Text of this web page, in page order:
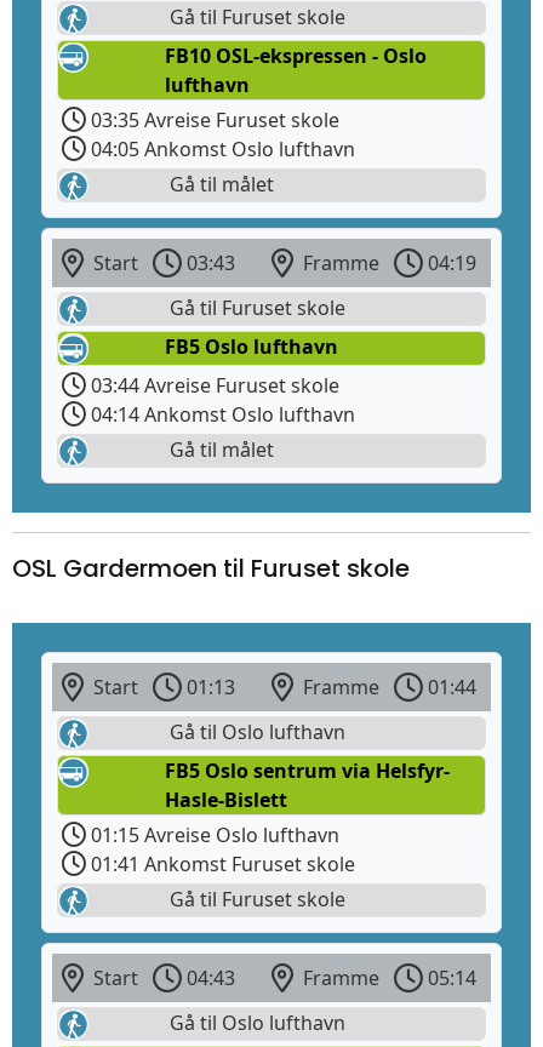
Gå til Furuset skole
FB10 OSL-ekspressen - Oslo
lufthavn
03:35 Avreise Furuset skole
04:05 Ankomst Oslo lufthavn
Gå til målet
Start 03:43 Framme
04:19
Gå til Furuset skole
FB5 Oslo lufthavn
03:44 Avreise Furuset skole
04:14 Ankomst Oslo lufthavn
Gå til målet
OSL Gardermoen til Furuset skole
Start 01:13 Framme
01:44
Gå til Oslo lufthavn
FB5 Oslo sentrum via Helsfyr-
Hasle-Bislett
01:15 Avreise Oslo lufthavn
01:41 Ankomst Furuset skole
Gå til Furuset skole
Start 04:43 Framme
05:14
Gå til Oslo lufthavn